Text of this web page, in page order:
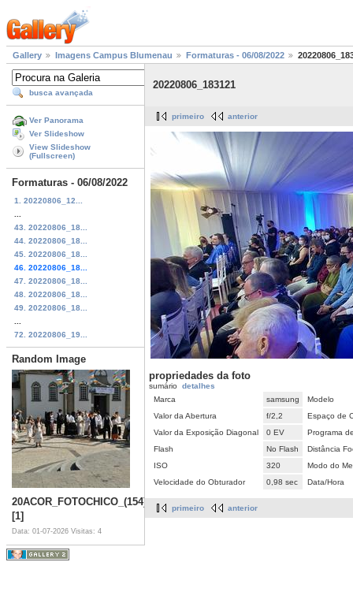
Gallery Imagens Campus Blumenau Formaturas - 06/08/2022
busca avançada
Ver Panorama
Ver Slideshow
View Slideshow
(Fullscreen)
Formaturas - 06/08/2022
1. 20220806_12...
43. 20220806_18...
44. 20220806_18...
45. 20220806_18...
46. 20220806_18...
47. 20220806_18...
48. 20220806_18...
49. 20220806_18...
72. 20220806_19...
Random Image
20ACOR_FOTOCHICO_(154)
[1]
Data: 01-07-2026 Visitas: 4
20220806_183121
primeiro anterior
propriedades da foto
sumário detalhes
Marca
samsung
Modelo
Valor da Abertura
f/2,2
Espaço de
Valor da Exposição Diagonal
0 EV
Programa
Flash
No Flash
Distância
ISO
320
Modo do
Velocidade do Obturador
0,98 sec Data/Hora
primeiro anterior